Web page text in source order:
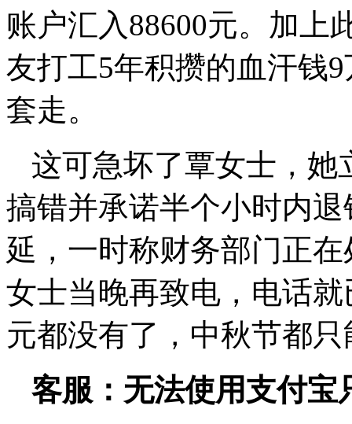
账户汇入88600元。加上
友打工5年积攒的血汗钱
套走。
这可急坏了覃女士，她
搞错并承诺半个小时内
延，一时称财务部门正
女士当晚再致电，电话
元都没有了，中秋节都
客服：无法使用支付宝